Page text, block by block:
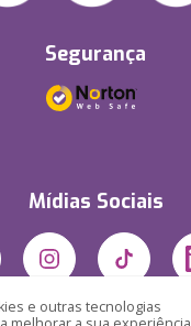
e outras tecnologias
Segurança
Mídias Sociais